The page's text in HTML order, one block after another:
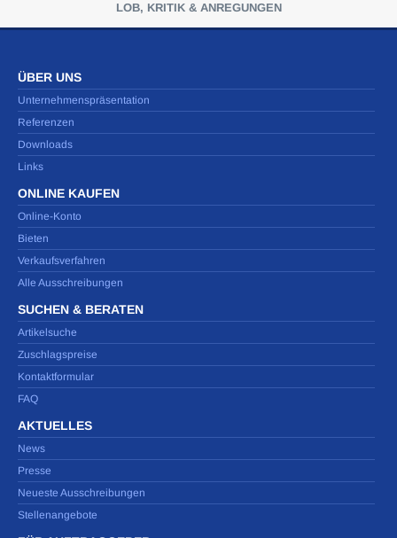
LOB, KRITIK & ANREGUNGEN
ÜBER UNS
Unternehmenspräsentation
Referenzen
Downloads
Links
ONLINE KAUFEN
Online-Konto
Bieten
Verkaufsverfahren
Alle Ausschreibungen
SUCHEN & BERATEN
Artikelsuche
Zuschlagspreise
Kontaktformular
FAQ
AKTUELLES
News
Presse
Neueste Ausschreibungen
Stellenangebote